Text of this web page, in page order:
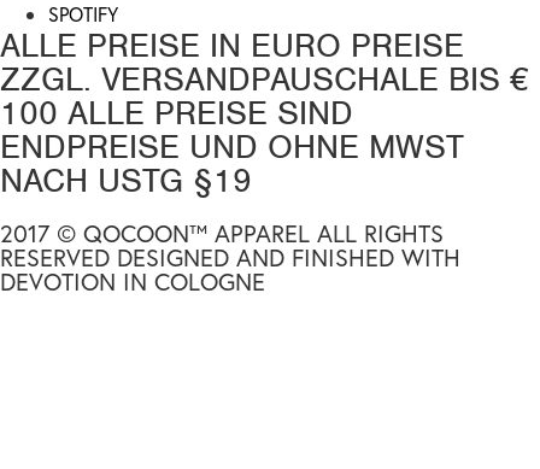
SPOTIFY
ALLE PREISE IN EURO PREISE
ZZGL. VERSANDPAUSCHALE BIS €
100 ALLE PREISE SIND
ENDPREISE UND OHNE MWST
NACH USTG §19
2017 © QOCOON™ APPAREL ALL RIGHTS
RESERVED DESIGNED AND FINISHED WITH
DEVOTION IN COLOGNE